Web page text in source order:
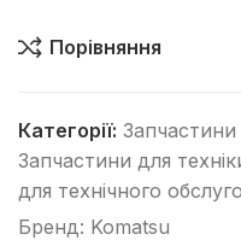
Порівняння
Категорії: Запчастини
Запчастини для
для технічного
Бренд: Komatsu